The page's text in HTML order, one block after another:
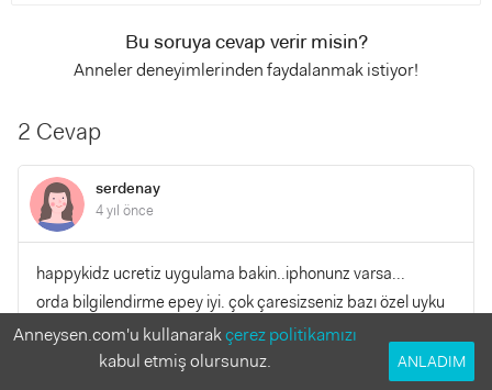
Bu soruya cevap verir misin?
Anneler deneyimlerinden faydalanmak istiyor!
2 Cevap
serdenay
4 yıl önce
happykidz ucretiz uygulama bakin..iphonunz varsa...
orda bilgilendirme epey iyi. çok çaresizseniz bazı özel uyku
terapistler de var nette...
Anneysen.com'u kullanarakçerez politikamızı
kabul etmiş olursunuz.
ANLADIM